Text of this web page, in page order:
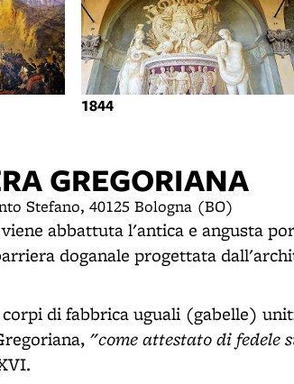
1844
GREGORIANA
Stefano, 40125 Bologna (BO)
abbattuta l'antica e angusta
doganale progettata
di fabbrica uguali (gabelle)
"come attestato di fedele